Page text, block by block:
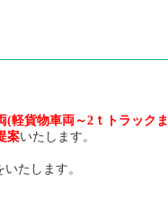
(軽貨物車両～2ｔトラック
案いたします。
たします。